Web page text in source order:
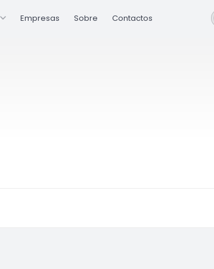
Empresas Sobre Contactos